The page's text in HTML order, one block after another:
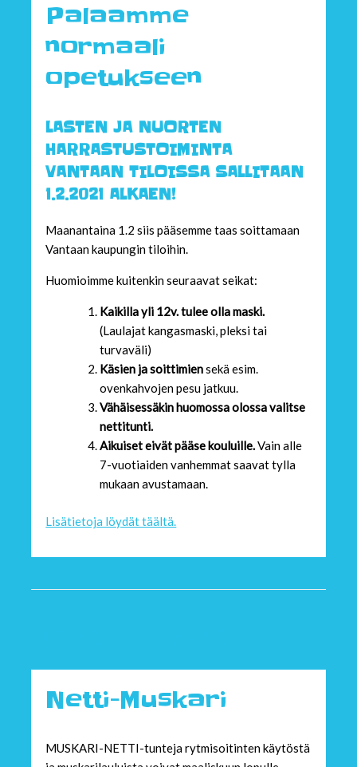
Palaamme
normaali
opetukseen
LASTEN JA NUORTEN
HARRASTUSTOIMINTA
VANTAAN TILOISSA SALLITAAN
1.2.2021 ALKAEN!
Maanantaina 1.2 siis pääsemme taas soittamaan
Vantaan kaupungin tiloihin.
Huomioimme kuitenkin seuraavat seikat:
Kaikilla yli 12v. tulee olla maski.
(Laulajat kangasmaski, pleksi tai
turvaväli)
Käsien ja soittimiensekä esim.
ovenkahvojen pesu jatkuu.
Vähäisessäkin huomossa olossa valitse
nettitunti.
Aikuiset eivät pääse kouluille.Vain alle
7-vuotiaiden vanhemmat saavat tylla
mukaan avustamaan.
Lisätietoja löydät täältä.
Netti-Muskari
MUSKARI-NETTI-tunteja rytmisoitinten käytöstä